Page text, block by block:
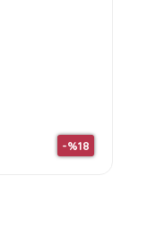
-%18